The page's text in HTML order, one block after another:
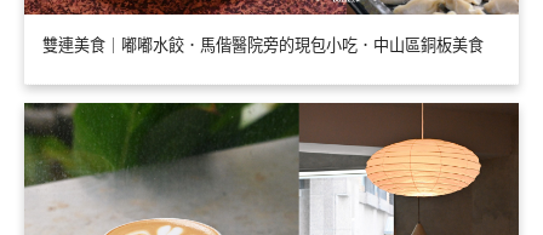
雙連美食｜嘟嘟水餃．馬偕醫院旁的現包小吃．中山區銅板美食